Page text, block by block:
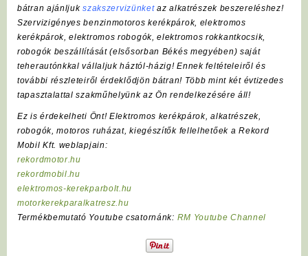
bátran ajánljukszakszervizünket az alkatrészek beszereléshez!
Szervizigényes benzinmotoros kerékpárok, elektromos
kerékpárok, elektromos robogók, elektromos rokkantkocsik,
robogók beszállítását (elsősorban Békés megyében) saját
teherautónkkal vállaljuk háztól-házig! Ennek feltételeiről és
további részleteiről érdeklődjön bátran! Több mint két évtizedes
tapasztalattal szakműhelyünk az Ön rendelkezésére áll!
Ez is érdekelheti Önt! Elektromos kerékpárok, alkatrészek,
robogók, motoros ruházat, kiegészítők fellelhetőek a Rekord
Mobil Kft. weblapjain:
rekordmotor.hu
rekordmobil.hu
elektromos-kerekparbolt.hu
motorkerekparalkatresz.hu
Termékbemutató Youtube csatornánk: RM Youtube Channel